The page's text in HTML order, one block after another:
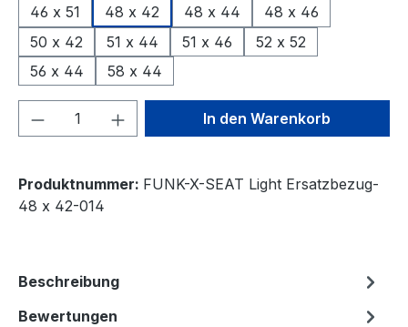
46 x 51
48 x 42 48 x 44
48 x 46
50 x 42
51 x 44 51 x 46
52 x 52
56 x 44
58 x 44
Produkt Anzahl: Gib denIn den Warenkorb
Produktnummer: FUNK-X-SEAT Light Ersatzbezug-
48 x 42-014
Beschreibung
Bewertungen